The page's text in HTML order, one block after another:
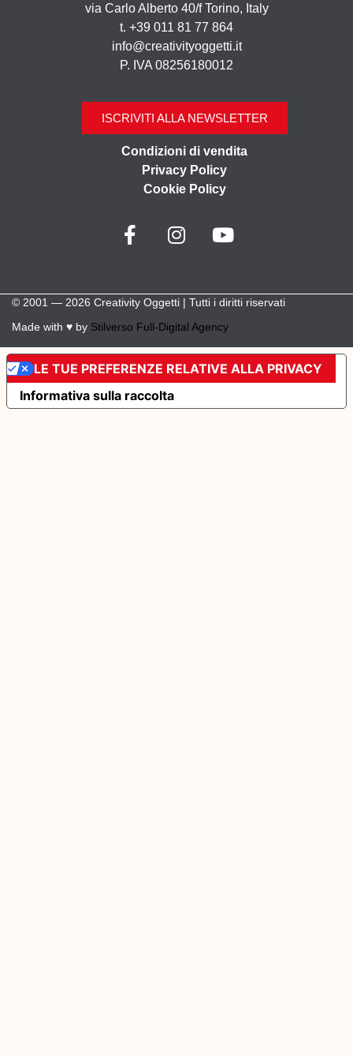
via Carlo Alberto 40/f Torino, Italy
t. +39 011 81 77 864
info@creativityoggetti.it
P. IVA 08256180012
ISCRIVITI ALLA NEWSLETTER
Condizioni di vendita
Privacy Policy
Cookie Policy
© 2001 — 2026 Creativity Oggetti | Tutti i diritti riservati
Made with ♥︎ by Stilverso Full-Digital Agency
Informativa sulla raccolta
LE TUE PREFERENZE RELATIVE ALLA PRIVACY